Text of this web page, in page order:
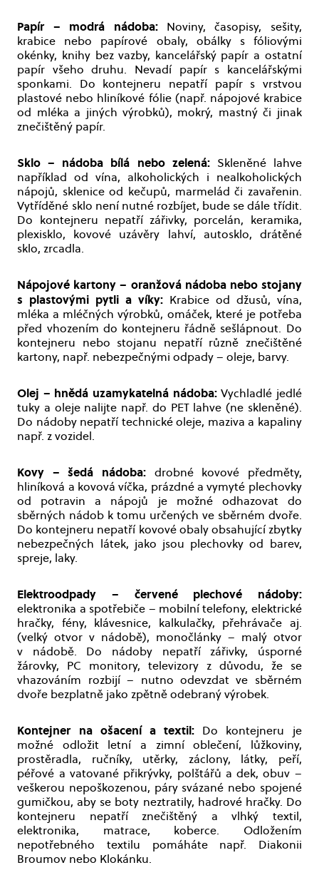
Papír – modrá nádoba: Noviny, časopisy, sešity,
krabice nebo papírové obaly, obálky s fóliovými
okénky, knihy bez vazby, kancelářský papír a ostatní
papír všeho druhu. Nevadí papír s kancelářskými
sponkami. Do kontejneru nepatří papír s vrstvou
plastové nebo hliníkové fólie (např. nápojové krabice
od mléka a jiných výrobků), mokrý, mastný či jinak
znečištěný papír.
Sklo – nádoba bílá nebo zelená: Skleněné lahve
například od vína, alkoholických i nealkoholických
nápojů, sklenice od kečupů, marmelád či zavařenin.
Vytříděné sklo není nutné rozbíjet, bude se dále třídit.
Do kontejneru nepatří zářivky, porcelán, keramika,
plexisklo, kovové uzávěry lahví, autosklo, drátěné
sklo, zrcadla.
Nápojové kartony – oranžová nádoba nebo stojany
s plastovými pytli a víky: Krabice od džusů, vína,
mléka a mléčných výrobků, omáček, které je potřeba
před vhozením do kontejneru řádně sešlápnout. Do
kontejneru nebo stojanu nepatří různě znečištěné
kartony, např. nebezpečnými odpady – oleje, barvy.
Olej – hnědá uzamykatelná nádoba:Vychladlé jedlé
tuky a oleje nalijte např. do PET lahve (ne skleněné).
Do nádoby nepatří technické oleje, maziva a kapaliny
např. z vozidel.
Kovy – šedá nádoba: drobné kovové předměty,
hliníková a kovová víčka, prázdné a vymyté plechovky
od potravin a nápojů je možné odhazovat do
sběrných nádob k tomu určených ve sběrném dvoře.
Do kontejneru nepatří kovové obaly obsahující zbytky
nebezpečných látek, jako jsou plechovky od barev,
spreje, laky.
Elektroodpady – červené plechové nádoby:
elektronika a spotřebiče – mobilní telefony, elektrické
hračky, fény, klávesnice, kalkulačky, přehrávače aj.
(velký otvor v nádobě), monočlánky – malý otvor
v nádobě. Do nádoby nepatří zářivky, úsporné
žárovky, PC monitory, televizory z důvodu, že se
vhazováním rozbijí – nutno odevzdat ve sběrném
dvoře bezplatně jako zpětně odebraný výrobek.
Kontejner na ošacení a textil: Do kontejneru je
možné odložit letní a zimní oblečení, lůžkoviny,
prostěradla, ručníky, utěrky, záclony, látky, peří,
péřové a vatované přikrývky, polštářů a dek, obuv –
veškerou nepoškozenou, páry svázané nebo spojené
gumičkou, aby se boty neztratily, hadrové hračky. Do
kontejneru nepatří znečištěný a vlhký textil,
elektronika, matrace, koberce. Odložením
nepotřebného textilu pomáháte např. Diakonii
Broumov nebo Klokánku.